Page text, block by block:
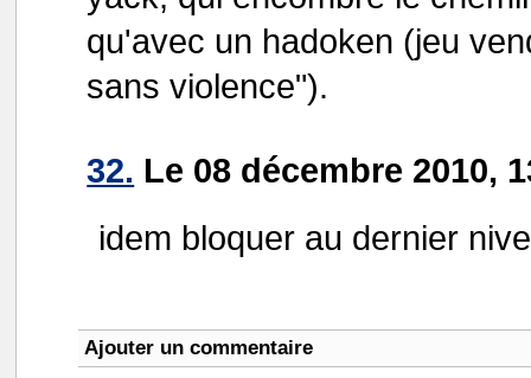
qu'avec un hadoken (jeu
sans violence").
32. Le 08 décembre 2010,
idem bloquer au dernier
Ajouter un commentaire